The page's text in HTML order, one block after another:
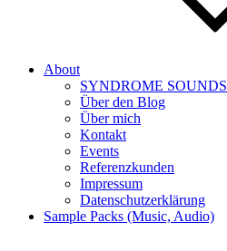
About
SYNDROME SOUNDS
Über den Blog
Über mich
Kontakt
Events
Referenzkunden
Impressum
Datenschutzerklärung
Sample Packs (Music, Audio)